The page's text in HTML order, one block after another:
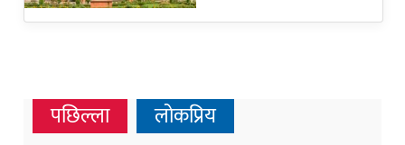
पछिल्ला लोकप्रिय